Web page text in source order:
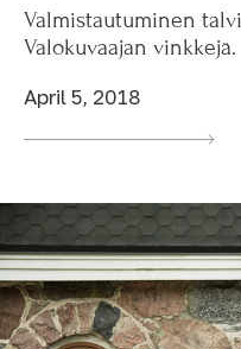
Valmistautuminen
Valokuvaajan vinkkejä.
April 5, 2018